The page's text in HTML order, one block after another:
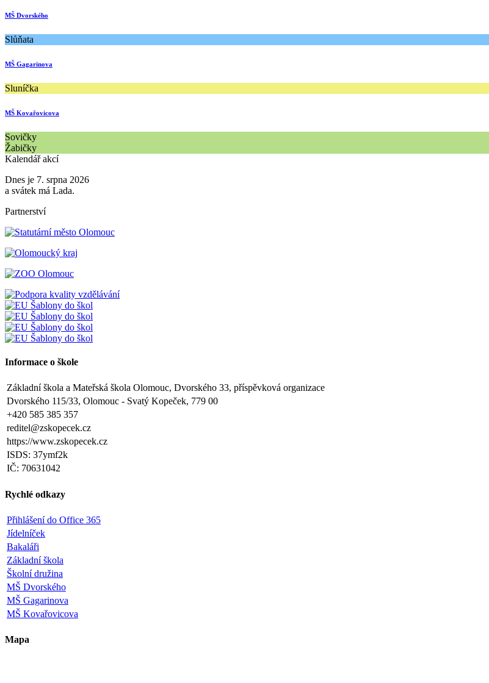
MŠ Dvorského
Slůňata
MŠ Gagarinova
Sluníčka
MŠ Kovařovicova
Sovičky
Žabičky
Kalendář akcí
Dnes je 7. srpna 2026
a svátek má Lada.
Partnerství
Informace o škole
Základní škola a Mateřská škola Olomouc, Dvorského 33, příspěvková organizace
Dvorského 115/33, Olomouc - Svatý Kopeček, 779 00
+420 585 385 357
reditel@zskopecek.cz
https://www.zskopecek.cz
ISDS: 37ymf2k
IČ: 70631042
Rychlé odkazy
Přihlášení do Office 365
Jídelníček
Bakaláři
Základní škola
Školní družina
MŠ Dvorského
MŠ Gagarinova
MŠ Kovařovicova
Mapa